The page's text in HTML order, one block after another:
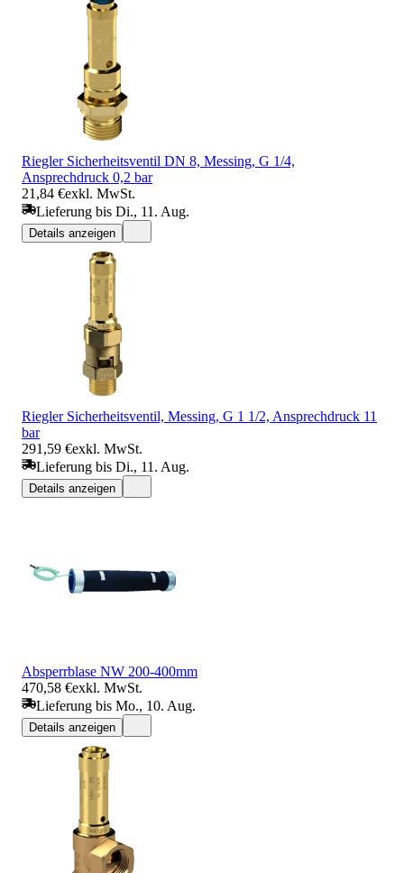
Riegler Sicherheitsventil DN 8, Messing, G 1/4,
Ansprechdruck 0,2 bar
21,84 €exkl. MwSt.
Lieferung bis Di., 11. Aug.
Details anzeigen
Riegler Sicherheitsventil, Messing, G 1 1/2, Ansprechdruck 11
bar
291,59 €exkl. MwSt.
Lieferung bis Di., 11. Aug.
Details anzeigen
Absperrblase NW 200-400mm
470,58 €exkl. MwSt.
Lieferung bis Mo., 10. Aug.
Details anzeigen